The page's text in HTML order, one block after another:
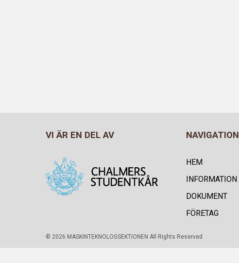
VI ÄR EN DEL AV NAVIGATION
HEM
INFORMATION
DOKUMENT
FÖRETAG
© 2026 MASKINTEKNOLOGSEKTIONEN All Rights Reserved